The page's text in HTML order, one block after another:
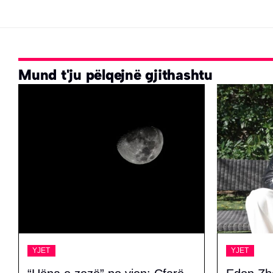
Mund t'ju pëlqejnë gjithashtu
YJET YJET